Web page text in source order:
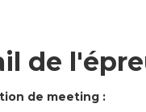
de
de meeting :